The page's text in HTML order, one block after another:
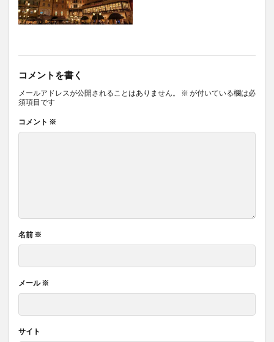
コメントを書く
メールアドレスが公開されることはありません。 ※ が付いている欄は必
須項目です
コメント ※
名前 ※
メール※
サイト